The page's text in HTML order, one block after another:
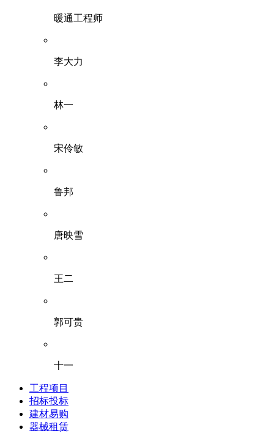
暖通工程师
李大力
林一
宋伶敏
鲁邦
唐映雪
王二
郭可贵
十一
工程项目
招标投标
建材易购
器械租赁